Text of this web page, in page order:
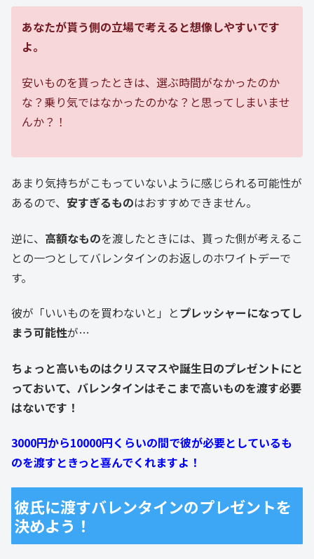
あなたが貰う側の立場で考えると想像しやすいです
よ。
安いものを貰ったときは、選ぶ時間がなかったのか
な？乗り気ではなかったのかな？と思ってしまいませ
んか？！
あまり気持ちがこもっていないように感じられる可能性が
あるので、 安すぎるものはおすすめできません。
逆に、 高額なものを渡したときには、貰った側が考えるこ
との一つとしてバレンタインのお返しのホワイトデーで
す。
彼が「いいものを買わないと」とプレッシャーになってし
まう可能性が…
ちょっと高いものはクリスマスや誕生日のプレゼントにと
っておいて、バレンタインはそこまで高いものを渡す必要
はないです！
3000円から10000円くらいの間で彼が必要としているも
のを渡すときっと喜んでくれますよ！
彼氏に渡すバレンタインのプレゼントを
決めよう！